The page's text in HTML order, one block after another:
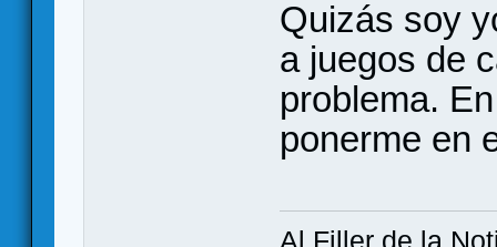
Quizás soy
a juegos de
problema.
ponerme en